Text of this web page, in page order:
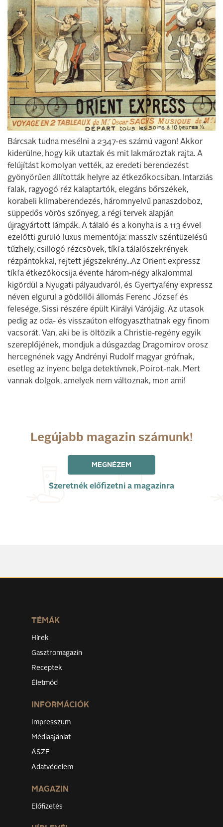
Bárcsak tudna mesélni a 2347-es számú vagon! Akkor
kiderülne, hogy kik utaztak és mit lakmároztak rajta. A
felújítást komolyan vették, az eredeti berendezést
gyönyörűen állították helyre az étkezőkocsiban. Intarziás
falak, ragyogó réz kalaptartók, elegáns bőrszékek,
korabeli klímaberendezés, háromnyelvű panaszdoboz,
süppedős vörös szőnyeg, a régi tervek alapján
újragyártott lámpák. A tálaló és a konyha is a 113 évvel
ezelőtti guruló luxus mementója: masszív széntüzelésű
tűzhely, csillogó rézcsövek, tíkfa tálalószekrények
rézpántokkal, rejtett jégszekrény...Az Orient expressz
tíkfa étkezőkocsija évente három-négy alkalommal
kigördül a Nyugati pályaudvaról, és Gyertyafény expressz
néven elgurul a gödöllői állomás Ferenc József és
felesége, Sissi részére épült Királyi Várójáig. Az utasok
pedig az oda- és visszaúton elfogyaszthatnak egy finom
vacsorát. Van, aki be is öltözik a Christie-regény egyik
szereplőjének, mondjuk a dúsgazdag Dragomirov orosz
hercegnének vagy Andrényi Rudolf magyar grófnak,
esetleg az ínyenc belga detektívnek, Poirot-nak. Mert
vannak dolgok, amelyek nem változnak, mon ami!
Legújabb magazin számunk!
MEGNÉZEM
Szeretnék előfizetni a magazinra
TÉMÁK
Hírek
Gasztromagazin
Receptek
Életmód
INFORMÁCIÓK
Impresszum
Médiaajánlat
ÁSZF
Adatvédelem
MAGAZIN
Előfizetés